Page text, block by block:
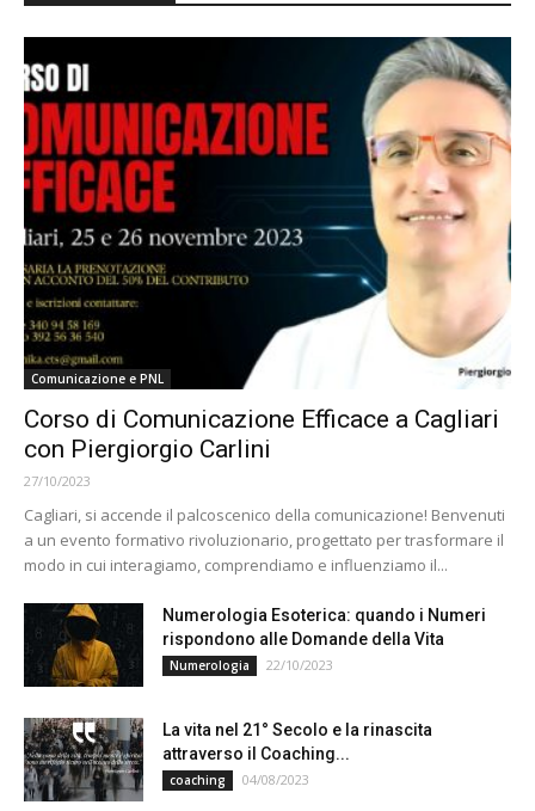
Comunicazione e PNL
Corso di Comunicazione Efficace a Cagliari
con Piergiorgio Carlini
27/10/2023
Cagliari, si accende il palcoscenico della comunicazione! Benvenuti
a un evento formativo rivoluzionario, progettato per trasformare il
modo in cui interagiamo, comprendiamo e influenziamo il...
Numerologia Esoterica: quando i Numeri
rispondono alle Domande della Vita
Numerologia 22/10/2023
La vita nel 21° Secolo e la rinascita
attraverso il Coaching...
coaching 04/08/2023